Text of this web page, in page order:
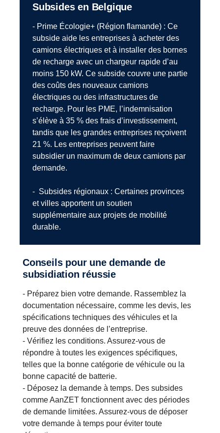
Subsides en Belgique
- Prime Écologie+ (Région flamande) : Ce
subside aide les entreprises à acheter des
camions électriques et à installer des bornes
de recharge avec un chargeur rapide d’au
moins 150 kW. Ce subside couvre une partie
des coûts des nouveaux camions
électriques ou des infrastructures de
recharge. Pour les PME, l’indemnisation
s’élève à 35 % des frais d’investissement,
tandis que les grandes entreprises reçoivent
21 %. Les entreprises peuvent faire
subsidier un maximum de deux camions par
demande.
- Subsides régionaux : Certaines provinces
et villes apportent un soutien
supplémentaire aux projets de mobilité
durable.
Conseils pour une demande de
subsidiation réussie
- Préparez bien votre demande. Rassemblez la
documentation nécessaire, comme les devis, les
spécifications techniques des véhicules et la
preuve des données de l’entreprise.
- Vérifiez les conditions. Assurez-vous de
répondre à toutes les exigences spécifiques,
telles que la bonne catégorie de véhicule ou la
bonne capacité de batterie.
- Déposez la demande à temps. Des subsides
comme AanZET fonctionnent avec des périodes
de demande limitées. Assurez-vous de déposer
votre demande à temps pour éviter toute